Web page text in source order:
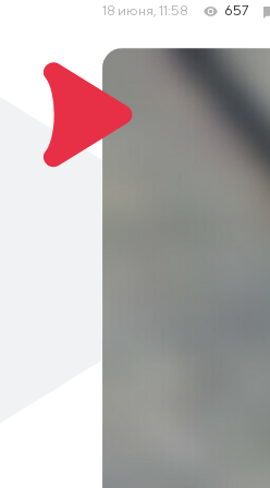
18 июня, 11:58 657